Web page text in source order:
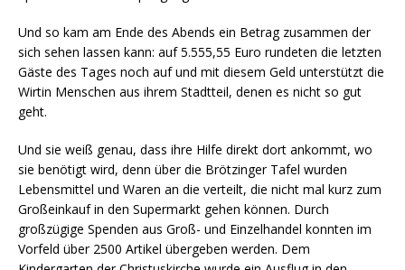
Und so kam am Ende des Abends ein Betrag zusammen der
sich sehen lassen kann: auf 5.555,55 Euro rundeten die letzten
Gäste des Tages noch auf und mit diesem Geld unterstützt die
Wirtin Menschen aus ihrem Stadtteil, denen es nicht so gut
geht.
Und sie weiß genau, dass ihre Hilfe direkt dort ankommt, wo
sie benötigt wird, denn über die Brötzinger Tafel wurden
Lebensmittel und Waren an die verteilt, die nicht mal kurz zum
Großeinkauf in den Supermarkt gehen können. Durch
großzügige Spenden aus Groß- und Einzelhandel konnten im
Vorfeld über 2500 Artikel übergeben werden. Dem